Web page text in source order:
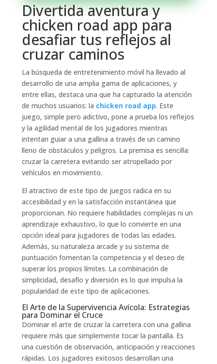
Divertida aventura y
chicken road app para
desafiar tus reflejos al
cruzar caminos
La búsqueda de entretenimiento móvil ha llevado al
desarrollo de una amplia gama de aplicaciones, y
entre ellas, destaca una que ha capturado la atención
de muchos usuarios: la chicken road app. Este
juego, simple pero adictivo, pone a prueba los reflejos
y la agilidad mental de los jugadores mientras
intentan guiar a una gallina a través de un camino
lleno de obstáculos y peligros. La premisa es sencilla:
cruzar la carretera evitando ser atropellado por
vehículos en movimiento.
El atractivo de este tipo de juegos radica en su
accesibilidad y en la satisfacción instantánea que
proporcionan. No requiere habilidades complejas ni un
aprendizaje exhaustivo, lo que lo convierte en una
opción ideal para jugadores de todas las edades.
Además, su naturaleza arcade y su sistema de
puntuación fomentan la competencia y el deseo de
superar los propios límites. La combinación de
simplicidad, desafío y diversión es lo que impulsa la
popularidad de este tipo de aplicaciones.
El Arte de la Supervivencia Avícola: Estrategias
para Dominar el Cruce
Dominar el arte de cruzar la carretera con una gallina
requiere más que simplemente tocar la pantalla. Es
una cuestión de observación, anticipación y reacciones
rápidas. Los jugadores exitosos desarrollan una